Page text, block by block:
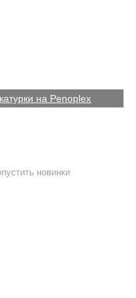
на Penoplex
новинки